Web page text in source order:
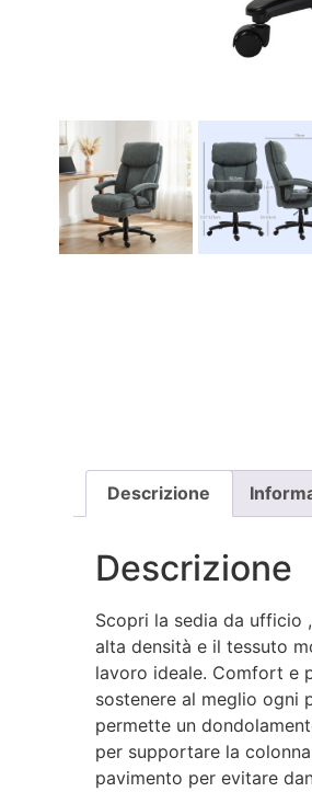
Descrizione
Descrizione
Scopri la sedia da ufficio
alta densità e il tessuto
lavoro ideale. Comfort e
sostenere al meglio ogni
permette un
per supportare la
pavimento per evitare